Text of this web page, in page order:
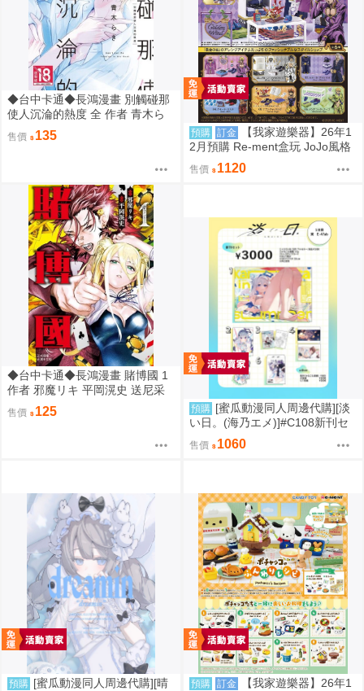
◆台中卡通◆長鴻漫畫 別觸碰那
使人沉淪的熱度 全 作者 青木ら
き 送尼采書套
售價 135 預購 訂金
【我家遊樂器】26年1
2月預購 Re-ment盒玩 JoJo風格
館 黃金之風
售價 1120
◆台中卡通◆長鴻漫畫 賭博國 1
作者 邪魔リキ 平岡滉史 送尼采
售價 125 預購 [蜜瓜動漫同人周邊代購][淡
い日。(海乃エメ)]#C108新刊セ
ット(Hololive)(同人誌)
售價 1060
預購 [蜜瓜動漫同人周邊代購][晴
預購 訂金
【我家遊樂器】26年1